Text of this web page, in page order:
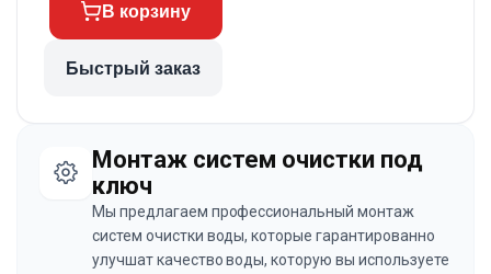
В корзину
Быстрый заказ
Монтаж систем очистки под
ключ
Мы предлагаем профессиональный монтаж
систем очистки воды, которые гарантированно
улучшат качество воды, которую вы используете